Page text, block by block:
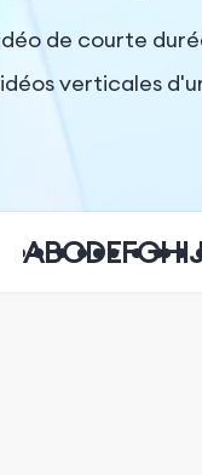
de courte
verticales
ABCDEFGHI